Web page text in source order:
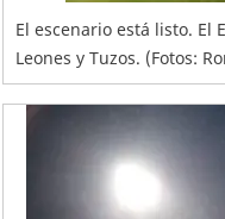
El escenario está listo. El
Leones y Tuzos. (Fotos: